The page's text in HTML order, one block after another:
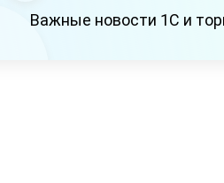
Важные новости 1С и